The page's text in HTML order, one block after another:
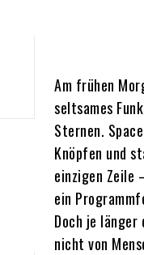
Am frühen
seltsames
Sternen.
Knöpfen und
einzigen Zeile
ein
Doch je
nicht von